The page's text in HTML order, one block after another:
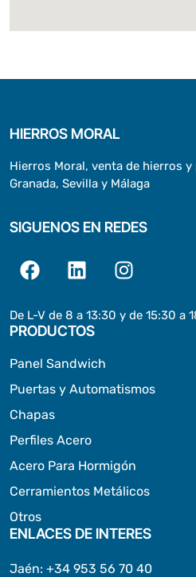
HIERROS MORAL
Hierros Moral, venta de hierros
Granada, Sevilla y Málaga
SIGUENOS EN REDES
De L-V de 8 a 13:30 y de 15:30 a
PRODUCTOS
Panel Sandwich
Puertas y Automatismos
Chapas
Perfiles Acero
Acero Para Hormigón
Cerramientos Metálicos
Otros
ENLACES DE INTERES
Jaén: +34 953 56 70 40